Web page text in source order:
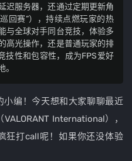
迟服务器，还通过定期更新角
回赛”），持续点燃玩家的热
与全球对手同台竞技，体验多
高光操作，还是普通玩家的排
技性和包容性，成为FPS爱好
小编！今天想和大家聊聊最近
International），
狂打call呢！如果你还没体验